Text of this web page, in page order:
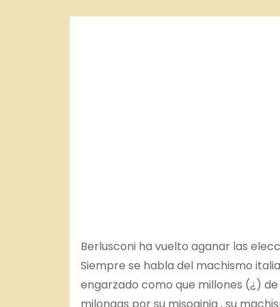
Berlusconi ha vuelto aganar las
Siempre se habla del machismo
engarzado como que millones (¿)